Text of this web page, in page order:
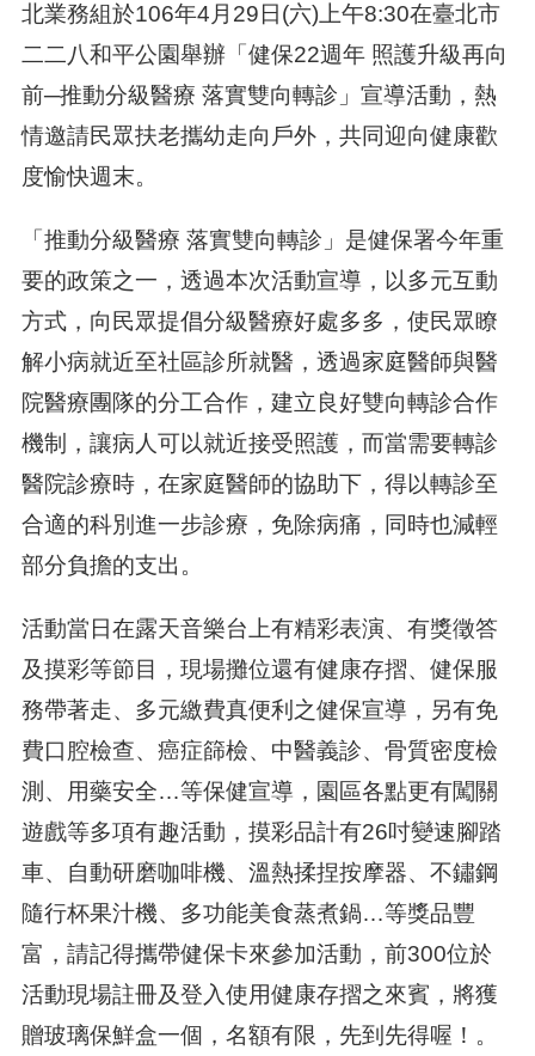
北業務組於106年4月29日(六)上午8:30在臺北市
二二八和平公園舉辦「健保22週年 照護升級再向
前─推動分級醫療 落實雙向轉診」宣導活動，熱
情邀請民眾扶老攜幼走向戶外，共同迎向健康歡
度愉快週末。
「推動分級醫療 落實雙向轉診」是健保署今年重
要的政策之一，透過本次活動宣導，以多元互動
方式，向民眾提倡分級醫療好處多多，使民眾瞭
解小病就近至社區診所就醫，透過家庭醫師與醫
院醫療團隊的分工合作，建立良好雙向轉診合作
機制，讓病人可以就近接受照護，而當需要轉診
醫院診療時，在家庭醫師的協助下，得以轉診至
合適的科別進一步診療，免除病痛，同時也減輕
部分負擔的支出。
活動當日在露天音樂台上有精彩表演、有獎徵答
及摸彩等節目，現場攤位還有健康存摺、健保服
務帶著走、多元繳費真便利之健保宣導，另有免
費口腔檢查、癌症篩檢、中醫義診、骨質密度檢
測、用藥安全…等保健宣導，園區各點更有闖關
遊戲等多項有趣活動，摸彩品計有26吋變速腳踏
車、自動研磨咖啡機、溫熱揉捏按摩器、不鏽鋼
隨行杯果汁機、多功能美食蒸煮鍋…等獎品豐
富，請記得攜帶健保卡來參加活動，前300位於
活動現場註冊及登入使用健康存摺之來賓，將獲
贈玻璃保鮮盒一個，名額有限，先到先得喔！。